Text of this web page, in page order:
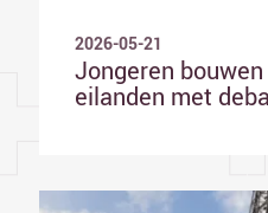
2026-05-21
Jongeren
eilanden met